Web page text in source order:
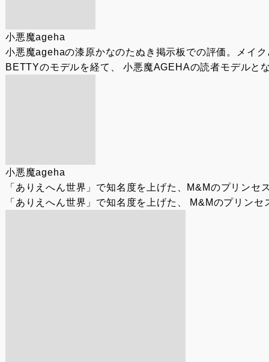
小悪魔ageha
小悪魔agehaの漆原かなのたぬき掲示板での評価。メイ
BETTYのモデルを経て、 小悪魔AGEHAの読者モデルと
小悪魔ageha
「ありえへん世界」で知名度を上げた、M&Mのプリンセ
「ありえへん世界」で知名度を上げた、 M&Mのプリン